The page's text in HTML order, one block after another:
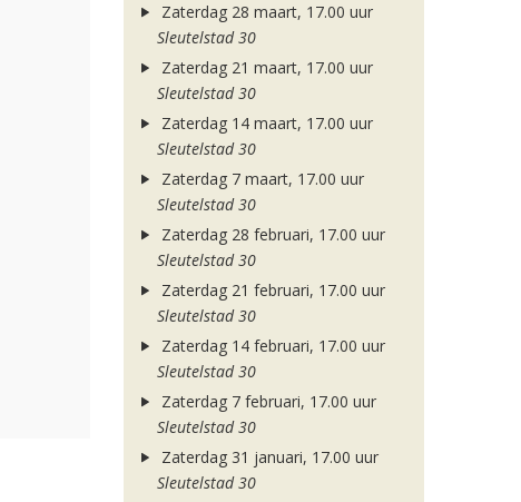
Zaterdag 28 maart, 17.00 uur
Sleutelstad 30
Zaterdag 21 maart, 17.00 uur
Sleutelstad 30
Zaterdag 14 maart, 17.00 uur
Sleutelstad 30
Zaterdag 7 maart, 17.00 uur
Sleutelstad 30
Zaterdag 28 februari, 17.00 uur
Sleutelstad 30
Zaterdag 21 februari, 17.00 uur
Sleutelstad 30
Zaterdag 14 februari, 17.00 uur
Sleutelstad 30
Zaterdag 7 februari, 17.00 uur
Sleutelstad 30
Zaterdag 31 januari, 17.00 uur
Sleutelstad 30